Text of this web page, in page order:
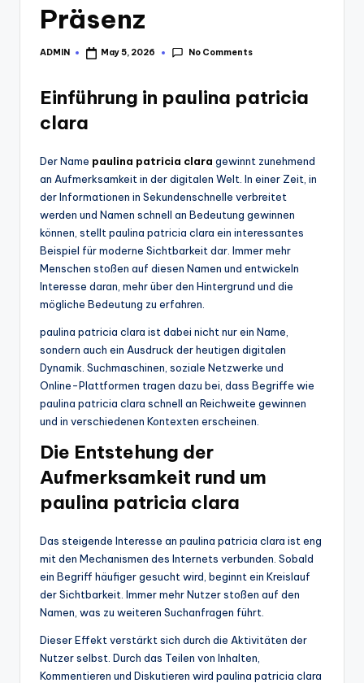
Präsenz
Posted
ADMIN May 5, 2026 No Comments
Einführung in paulina patricia
clara
Der Name paulina patricia clara gewinnt zunehmend
an Aufmerksamkeit in der digitalen Welt. In einer Zeit, in
der Informationen in Sekundenschnelle verbreitet
werden und Namen schnell an Bedeutung gewinnen
können, stellt paulina patricia clara ein interessantes
Beispiel für moderne Sichtbarkeit dar. Immer mehr
Menschen stoßen auf diesen Namen und entwickeln
Interesse daran, mehr über den Hintergrund und die
mögliche Bedeutung zu erfahren.
paulina patricia clara ist dabei nicht nur ein Name,
sondern auch ein Ausdruck der heutigen digitalen
Dynamik. Suchmaschinen, soziale Netzwerke und
Online-Plattformen tragen dazu bei, dass Begriffe wie
paulina patricia clara schnell an Reichweite gewinnen
und in verschiedenen Kontexten erscheinen.
Die Entstehung der
Aufmerksamkeit rund um
paulina patricia clara
Das steigende Interesse an paulina patricia clara ist eng
mit den Mechanismen des Internets verbunden. Sobald
ein Begriff häufiger gesucht wird, beginnt ein Kreislauf
der Sichtbarkeit. Immer mehr Nutzer stoßen auf den
Namen, was zu weiteren Suchanfragen führt.
Dieser Effekt verstärkt sich durch die Aktivitäten der
Nutzer selbst. Durch das Teilen von Inhalten,
Kommentieren und Diskutieren wird paulina patricia clara